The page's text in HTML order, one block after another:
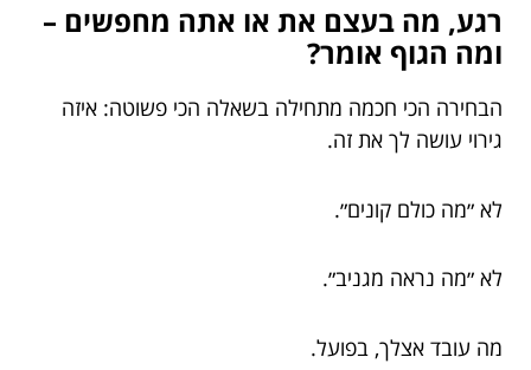
רגע, מה בעצם את או אתה מחפשים –
ומה הגוף אומר?
הבחירה הכי חכמה מתחילה בשאלה הכי פשוטה: איזה
גירוי עושה לך את זה.
לא ״מה כולם קונים״.
לא ״מה נראה מגניב״.
מה עובד אצלך, בפועל.